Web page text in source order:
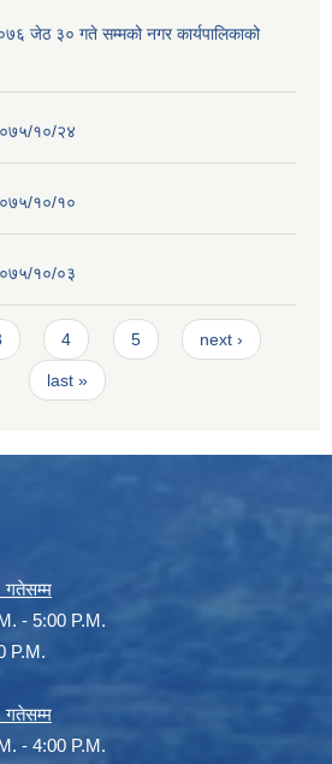
जेठ ३० गते सम्मको नगर कार्यपालिकाको
१०/२४
१०/१०
१०/०३
4 5 next ›
last »
गतेसम्म
- 5:00 P.M.
P.M.
गतेसम्म
- 4:00 P.M.